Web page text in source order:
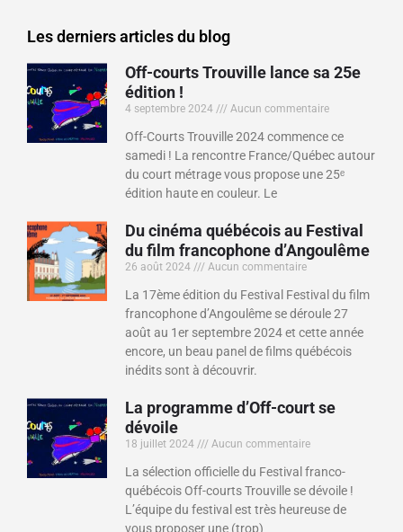
Les derniers articles du blog
Off-courts Trouville lance sa 25e
édition !
4 septembre 2024 Aucun commentaire
Off-Courts Trouville 2024 commence ce
samedi ! La rencontre France/Québec autour
du court métrage vous propose une 25ᵉ
édition haute en couleur. Le
Du cinéma québécois au Festival
du film francophone d’Angoulême
26 août 2024 Aucun commentaire
La 17ème édition du Festival Festival du film
francophone d’Angoulême se déroule 27
août au 1er septembre 2024 et cette année
encore, un beau panel de films québécois
inédits sont à découvrir.
La programme d’Off-court se
dévoile
18 juillet 2024 Aucun commentaire
La sélection officielle du Festival franco-
québécois Off-courts Trouville se dévoile !
L’équipe du festival est très heureuse de
vous proposer une (trop)